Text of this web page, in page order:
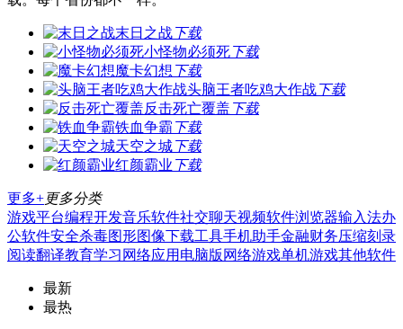
末日之战下载
小怪物必须死下载
魔卡幻想 下载
头脑王者吃鸡大作战下载
反击死亡覆盖 下载
铁血争霸 下载
天空之城下载
红颜霸业 下载
更多+更多分类
游戏平台编程开发音乐软件社交聊天视频软件浏览器输入法办
公软件安全杀毒图形图像下载工具手机助手金融财务压缩刻录
阅读翻译教育学习 网络应用 电脑版 网络游戏单机游戏其他软件
最新
最热